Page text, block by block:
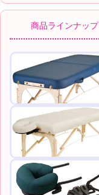
商品ラインナップ